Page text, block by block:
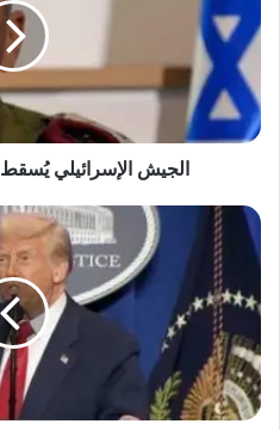
مسيرة
آتية
من
مصر
الجيش الإسرائيلي
ترامب
يعلن
نشر
الحرس
الوطني
في
واشنطن
لمواجهة
أرتفاع